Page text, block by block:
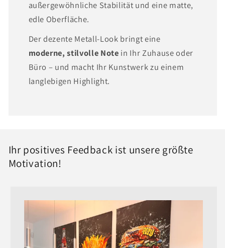
außergewöhnliche Stabilität und eine matte,
edle Oberfläche.
Der dezente Metall-Look bringt eine
moderne, stilvolle Note in Ihr Zuhause oder
Büro – und macht Ihr Kunstwerk zu einem
langlebigen Highlight.
Ihr positives Feedback ist unsere größte
Motivation!